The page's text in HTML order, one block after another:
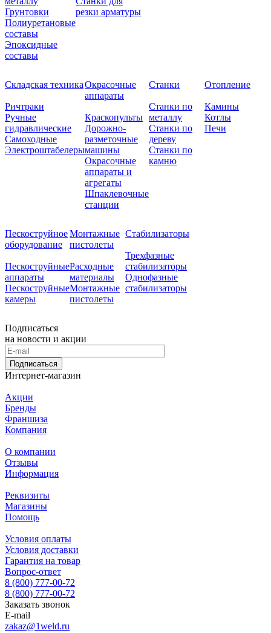
Грунтовки
Полиуретановые
составы
Эпоксидные
составы
резки арматуры
Складская техника
Ричтраки
Ручные
гидравлические
Самоходные
Электроштабелеры
Окрасочные
аппараты
Краскопульты
Дорожно-
разметочные
машины
Окрасочные
аппараты и
агрегаты
Шпаклевочные
станции
Станки
Станки по
металлу
Станки по
дереву
Станки по
камню
Отопление
Камины
Котлы
Печи
Пескоструйное
оборудование
Пескоструйные
аппараты
Пескоструйные
камеры
Монтажные
пистолеты
Расходные
материалы
Монтажные
пистолеты
Стабилизаторы
Трехфазные
стабилизаторы
Однофазные
стабилизаторы
Подписаться
на новости и акции
Подписаться
Интернет-магазин
Акции
Бренды
Франшиза
Компания
О компании
Отзывы
Информация
Реквизиты
Магазины
Помощь
Условия оплаты
Условия доставки
Гарантия на товар
Вопрос-ответ
8 (800) 777-00-72
8 (800) 777-00-72
Заказать звонок
E-mail
zakaz@1weld.ru